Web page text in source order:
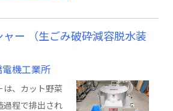
ャー （生ごみ破砕減容脱水装
機工業所
は、カット野菜
過程で排出され